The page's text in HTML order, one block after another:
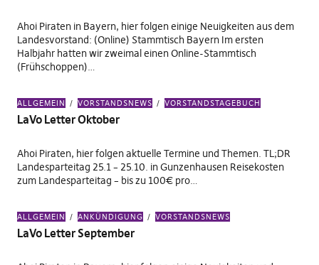
Ahoi Piraten in Bayern, hier folgen einige Neuigkeiten aus dem
Landesvorstand: (Online) Stammtisch Bayern Im ersten
Halbjahr hatten wir zweimal einen Online-Stammtisch
(Frühschoppen)…
ALLGEMEIN VORSTANDSNEWS VORSTANDSTAGEBUCH
LaVo Letter Oktober
Ahoi Piraten, hier folgen aktuelle Termine und Themen. TL;DR
Landesparteitag 25.1 – 25.10. in Gunzenhausen Reisekosten
zum Landesparteitag – bis zu 100€ pro…
ALLGEMEIN ANKÜNDIGUNG VORSTANDSNEWS
LaVo Letter September